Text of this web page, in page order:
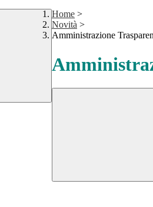
Home >
Novità >
Amministrazione